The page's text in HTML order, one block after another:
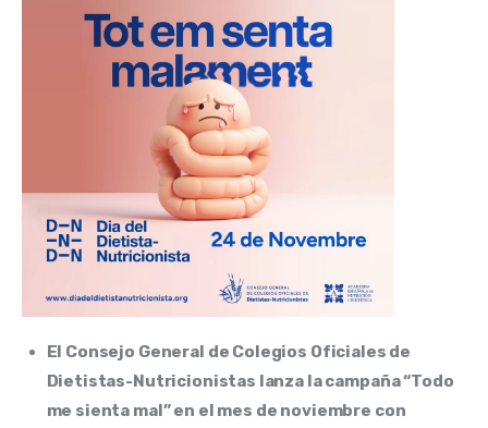
‍El Consejo General de Colegios Oficiales de
Dietistas-Nutricionistas lanza la campaña “Todo
me sienta mal” en el mes de noviembre con